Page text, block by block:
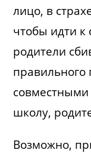
лицо, в
чтобы идти к
родители
правильного
совместными
школу,
Возможно,